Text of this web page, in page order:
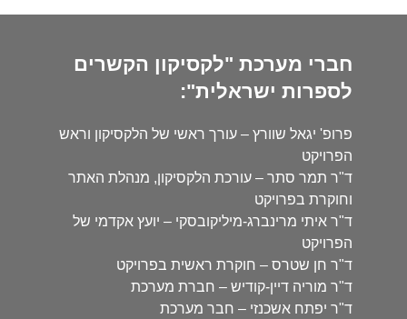
חברי מערכת "לקסיקון הקשרים
לספרות ישראלית":
פרופ' יגאל שוורץ – עורך ראשי של הלקסיקון וראש
הפרויקט
ד"ר תמר סתר – עורכת הלקסיקון, מנהלת האתר
וחוקרת בפרויקט
ד"ר איתי מרינברג-מיליקובסקי – יועץ אקדמי של
הפרויקט
ד"ר חן שטרס – חוקרת ראשית בפרויקט
ד"ר מוריה דיין-קודיש – חברת מערכת
ד"ר יפתח אשכנזי – חבר מערכת